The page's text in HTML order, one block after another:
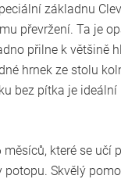
základnu
převržení. Ta je
přilne k většině
hrnek ze stolu
bez pítka je ideální
které se učí
potopu. Skvělý